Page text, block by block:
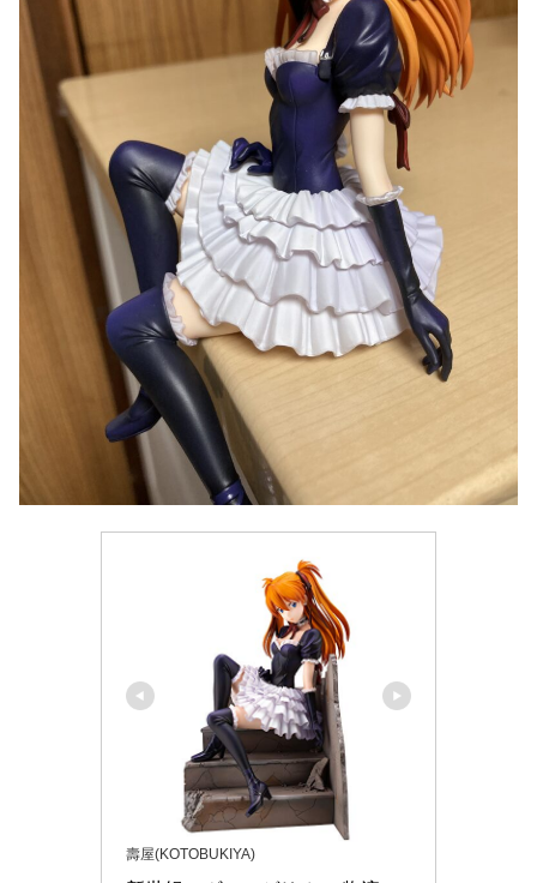
壽屋(KOTOBUKIYA)